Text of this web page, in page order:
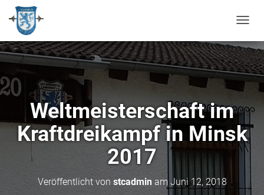
A
V
I
G
I
N
U
M
Weltmeisterschaft im
Kraftdreikampf in Minsk
2017
Veröffentlicht vonstcadminam Juni 12, 2018